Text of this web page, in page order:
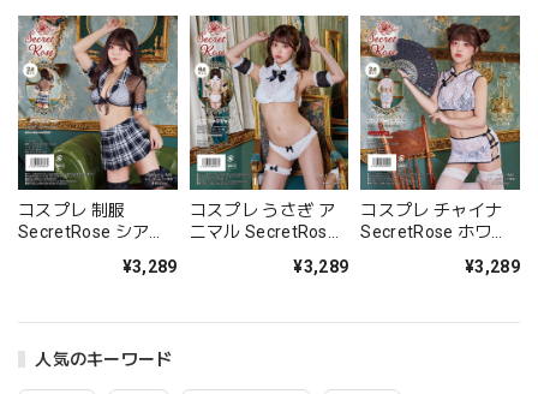
人気のキーワード
コスプレ 制服
SecretRose シアー
フリーサイズ ブラッ
ン】
¥3,289
コスプレ うさぎ ア
ニマル SecretRose
ディース フリーサイ
ストーン】
¥3,289
コスプレ チャイナ
SecretRose ホワイ
ディース フリーサイ
ン】
¥3,289